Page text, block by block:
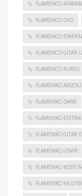
FLAMENCO
FLAMENCO DVD
FLAMENCO
FLAMENCO GITAR
FLAMENCO
FLAMENKO
FLAMENKO DANS
FLAMENKO EĞITIMI
FLAMENKO GITAR
FLAMENKO IZMIR
FLAMENKO
FLAMENKO MÜZIĞI